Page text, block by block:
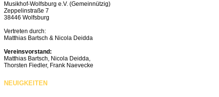
Musikhof-Wolfsburg e.V. (Gemeinnützig)
Zeppelinstraße 7
38446 Wolfsburg
Vertreten durch:
Matthias Bartsch & Nicola Deidda
Vereinsvorstand:
Matthias Bartsch, Nicola Deidda,
Thorsten Fiedler, Frank Naevecke
NEUIGKEITEN